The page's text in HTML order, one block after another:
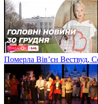
Померла Вівʼєн Вествуд,